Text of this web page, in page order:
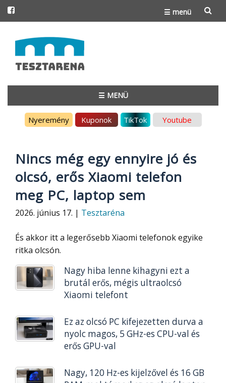
☰ menü
to
content
☰ MENÜ
Nyeremény Kuponok TikTok Youtube
Nincs még egy ennyire jó és
olcsó, erős Xiaomi telefon
meg PC, laptop sem
2026. június 17. | Tesztaréna
És akkor itt a legerősebb Xiaomi telefonok egyike
ritka olcsón.
Nagy hiba lenne kihagyni ezt a
brutál erős, mégis ultraolcsó
Xiaomi telefont
Ez az olcsó PC kifejezetten durva a
nyolc magos, 5 GHz-es CPU-val és
erős GPU-val
Nagy, 120 Hz-es kijelzővel és 16 GB